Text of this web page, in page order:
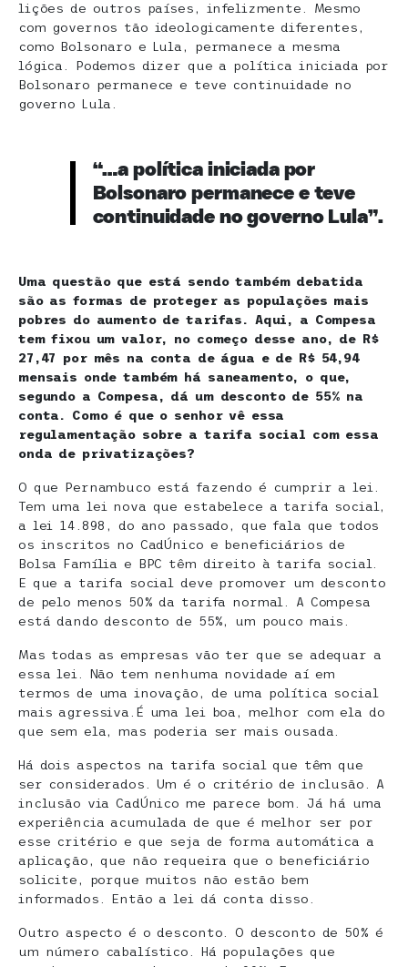
lições de outros países, infelizmente. Mesmo
com governos tão ideologicamente diferentes,
como Bolsonaro e Lula, permanece a mesma
lógica. Podemos dizer que a política iniciada por
Bolsonaro permanece e teve continuidade no
governo Lula.
“…a política iniciada por
Bolsonaro permanece e teve
continuidade no governo Lula”.
Uma questão que está sendo também debatida
são as formas de proteger as populações mais
pobres do aumento de tarifas. Aqui, a Compesa
tem fixou um valor, no começo desse ano, de R$
27,47 por mês na conta de água e de R$ 54,94
mensais onde também há saneamento, o que,
segundo a Compesa, dá um desconto de 55% na
conta. Como é que o senhor vê essa
regulamentação sobre a tarifa social com essa
onda de privatizações?
O que Pernambuco está fazendo é cumprir a lei.
Tem uma lei nova que estabelece a tarifa social,
a lei 14.898, do ano passado, que fala que todos
os inscritos no CadÚnico e beneficiários de
Bolsa Família e BPC têm direito à tarifa social.
E que a tarifa social deve promover um desconto
de pelo menos 50% da tarifa normal. A Compesa
está dando desconto de 55%, um pouco mais.
Mas todas as empresas vão ter que se adequar a
essa lei. Não tem nenhuma novidade aí em
termos de uma inovação, de uma política social
mais agressiva.É uma lei boa, melhor com ela do
que sem ela, mas poderia ser mais ousada.
Há dois aspectos na tarifa social que têm que
ser considerados. Um é o critério de inclusão. A
inclusão via CadÚnico me parece bom. Já há uma
experiência acumulada de que é melhor ser por
esse critério e que seja de forma automática a
aplicação, que não requeira que o beneficiário
solicite, porque muitos não estão bem
informados. Então a lei dá conta disso.
Outro aspecto é o desconto. O desconto de 50% é
um número cabalístico. Há populações que